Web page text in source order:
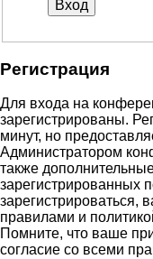
Регистрация
Для входа на
зарегистрированы.
минут, но
Администратором
также
зарегистрированных
зарегистрироваться,
правилами и
Помните, что ваше
согласие со всеми